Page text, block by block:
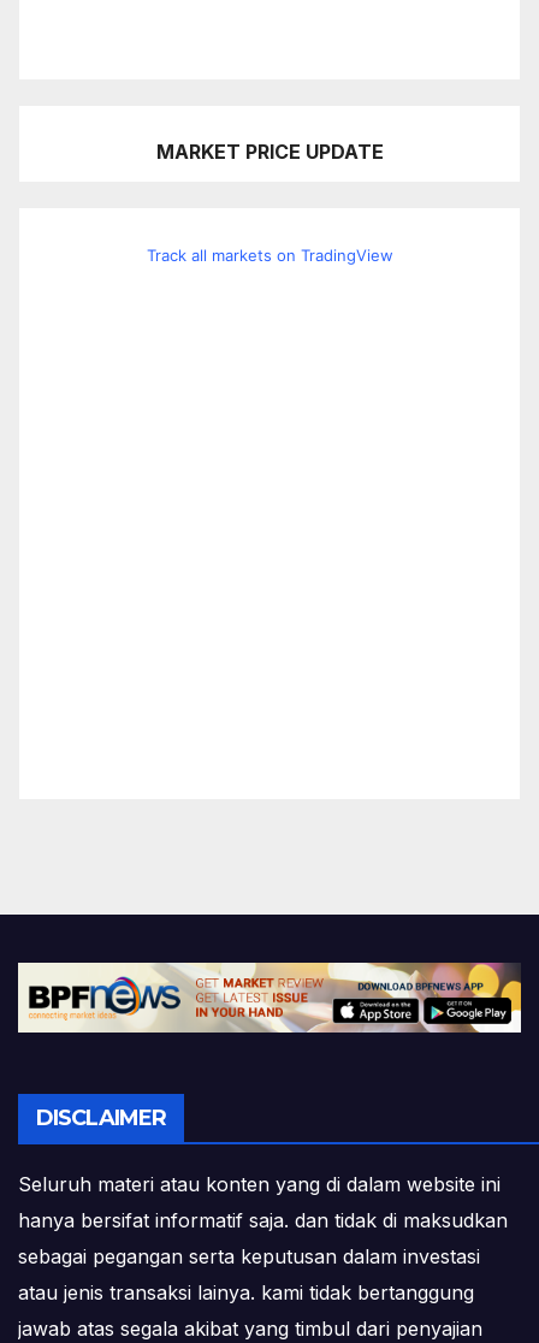
MARKET PRICE UPDATE
Track all markets on TradingView
DISCLAIMER
Seluruh materi atau konten yang di dalam website ini
hanya bersifat informatif saja. dan tidak di maksudkan
sebagai pegangan serta keputusan dalam investasi
atau jenis transaksi lainya. kami tidak bertanggung
jawab atas segala akibat yang timbul dari penyajian